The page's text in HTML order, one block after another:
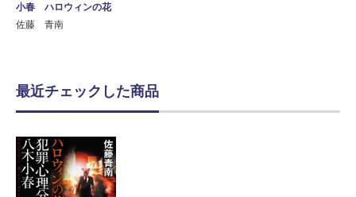
小春 ハロウィンの花
佐藤 青南
最近チェックした商品